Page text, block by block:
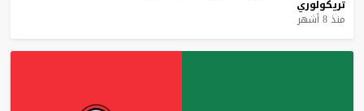
تريكولوري
منذ 8 أشهر